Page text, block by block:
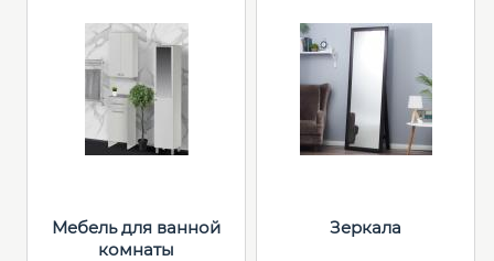
Мебель для ванной
комнаты
Зеркала